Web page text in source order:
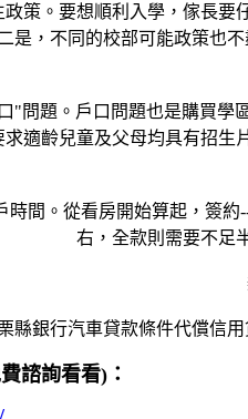
。要想順利入學，傢長要
是，不同的校部可能政策也
題。戶口問題也是購買學區
適齡兒童及父母均具有招
。從看房開始算起，簽約--
右，全款則需要不足
縣銀行汽車貸款條件代償信
諮詢看看)：